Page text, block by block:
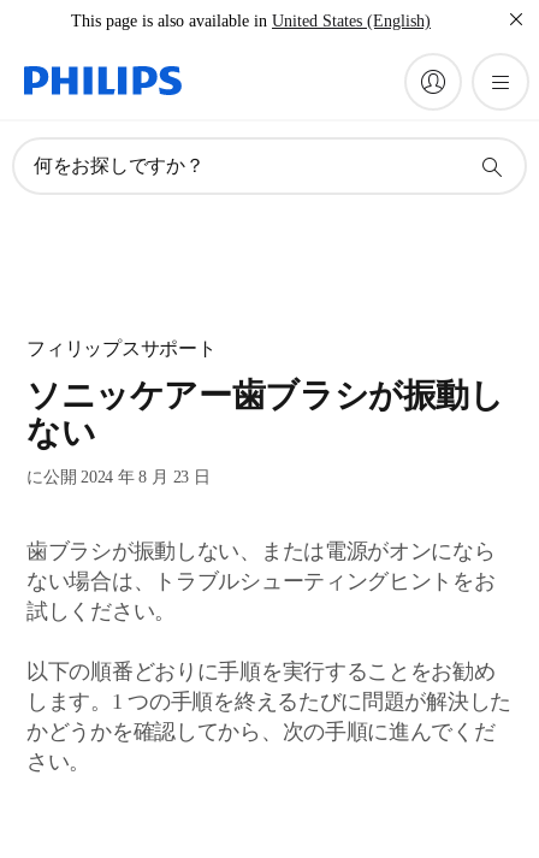
This page is also available in United States (English)
何をお探しですか？
フィリップスサポート
ソニッケアー歯ブラシが振動し
ない
に公開 2024 年 8 月 23 日
歯ブラシが振動しない、または電源がオンになら
ない場合は、トラブルシューティングヒントをお
試しください。
以下の順番どおりに手順を実行することをお勧め
します。1 つの手順を終えるたびに問題が解決した
かどうかを確認してから、次の手順に進んでくだ
さい。